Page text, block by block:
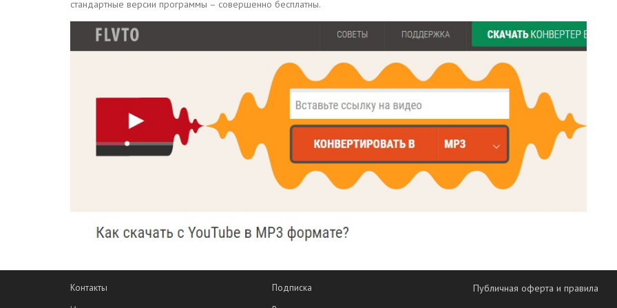
стандартные версии программы – совершенно бесплатны.
Контакты
Подписка
Публичная оферта и правила